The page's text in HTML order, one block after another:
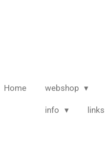
Home webshop
info links